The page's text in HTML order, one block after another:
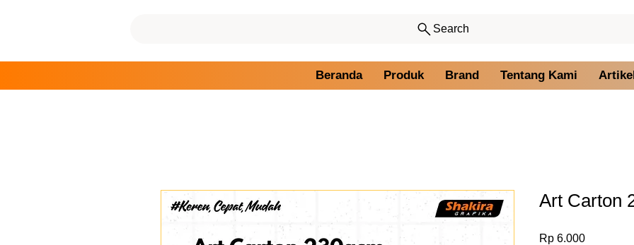
Search
Beranda Produk Brand Tentang Kami
Art Carton
Rp 6.000Harga